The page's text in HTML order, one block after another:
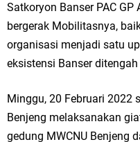
yang Terus Istiqomah
Ketua DPD Golkar Gresik
Wakil Ketua DPRD Gresik
Satkoryon Banser PAC
bergerak Mobilitasnya,
organisasi menjadi satu
eksistensi Banser
Minggu, 20 Februari 2022
Benjeng melaksanakan
gedung MWCNU Benjeng